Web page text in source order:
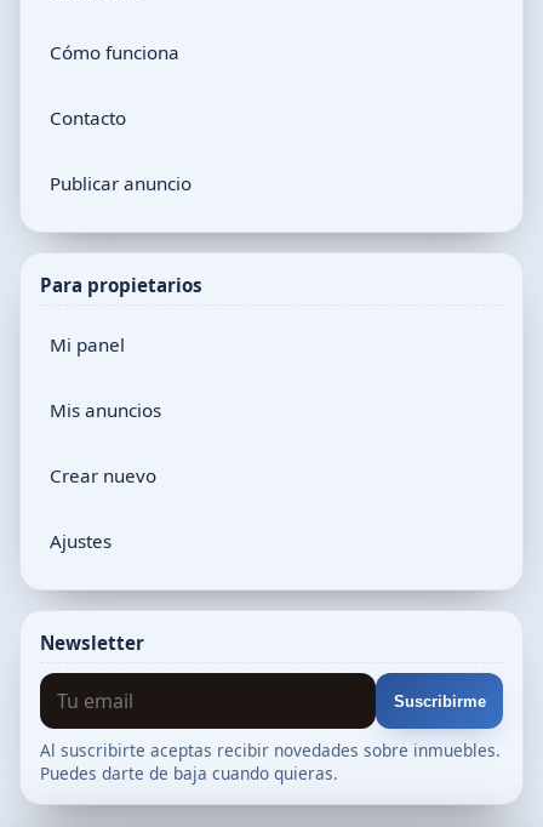
Cómo funciona
Contacto
Publicar anuncio
Para propietarios
Mi panel
Mis anuncios
Crear nuevo
Ajustes
Newsletter
Suscribirme
Al suscribirte aceptas recibir novedades sobre inmuebles.
Puedes darte de baja cuando quieras.